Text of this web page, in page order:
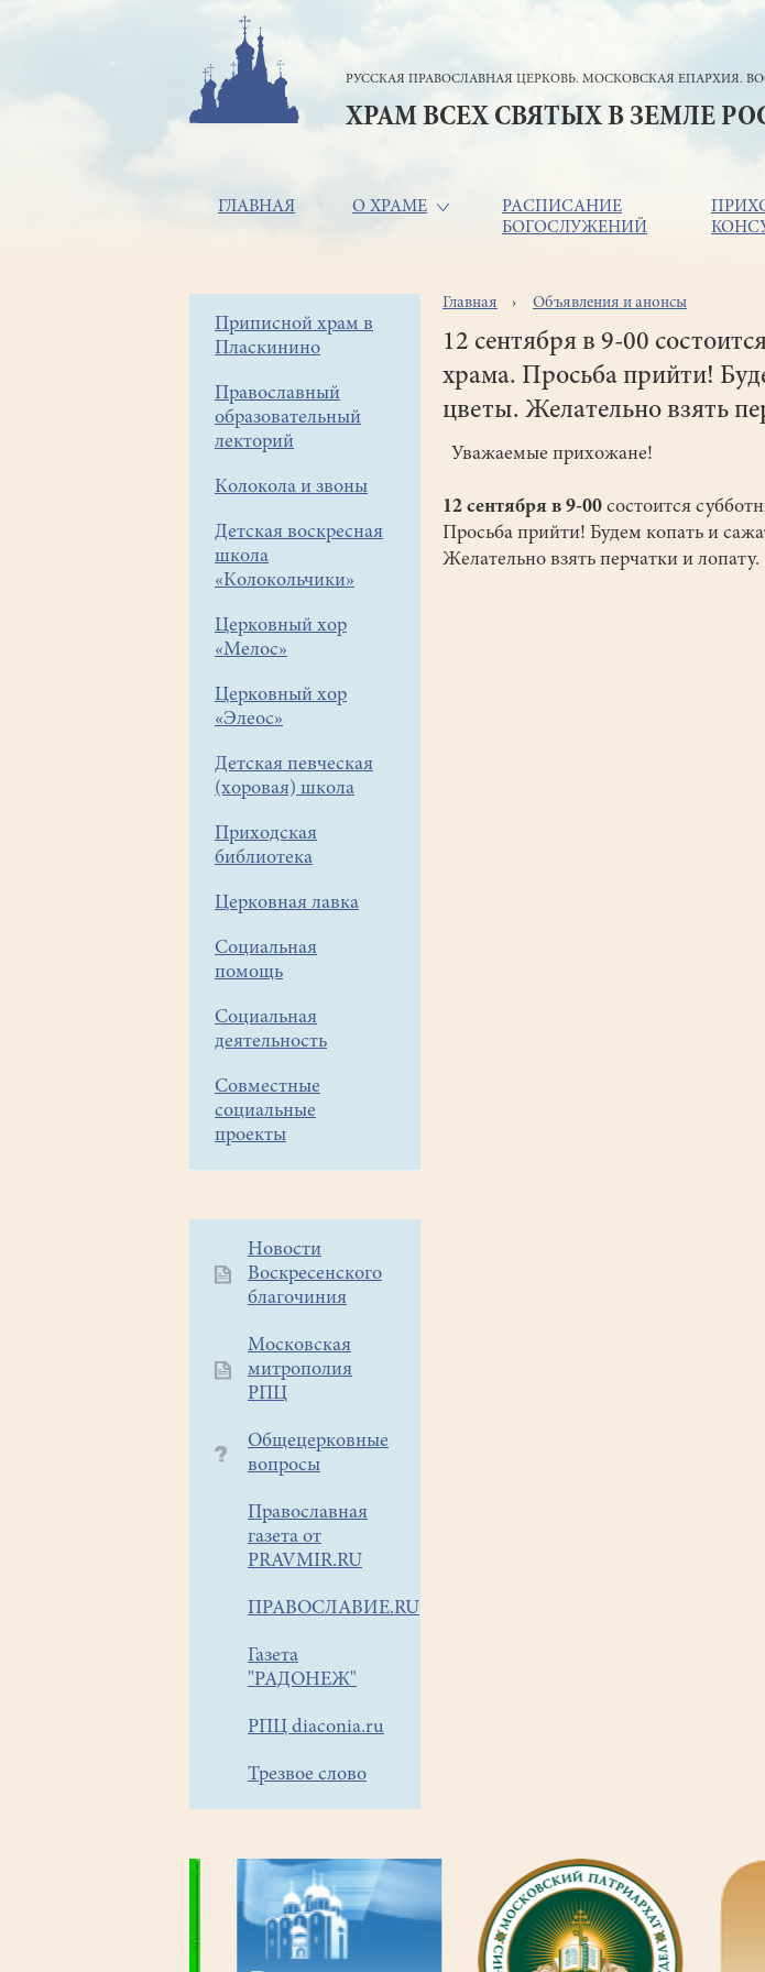
РУССКАЯ ПРАВОСЛАВНАЯ ЦЕРКОВЬ. МОСКОВСКАЯ ЕПАРХИЯ.
ХРАМ ВСЕХ СВЯТЫХ В ЗЕМЛЕ
Основная
ГЛАВНАЯ О ХРАМЕ
РАСПИСАНИЕ
БОГОСЛУЖЕНИЙ
Боковое
меню
Приписной храм в
Пласкинино
Православный
образовательный
лекторий
Колокола и звоны
Детская воскресная
школа
«Колокольчики»
Церковный хор
«Мелос»
Церковный хор
«Элеос»
Детская певческая
(хоровая) школа
Приходская
библиотека
Церковная лавка
Социальная
помощь
Социальная
деятельность
Совместные
социальные
проекты
Дополнительное
меню
Новости
Воскресенского
благочиния
Московская
митрополия
РПЦ
Общецерковные
вопросы
Православная
газета от
PRAVMIR.RU
ПРАВОСЛАВИЕ.RU
Газета
"РАДОНЕЖ"
РПЦ diaconia.ru
Трезвое слово
Строка
навигации
Главная Объявления и анонсы
12 сентября в 9-00
храма. Просьба прийти!
цветы. Желательно взять
Уважаемые прихожане!
12 сентября в 9-00 состоится
Просьба прийти! Будем копать и
Желательно взять перчатки и лопату.